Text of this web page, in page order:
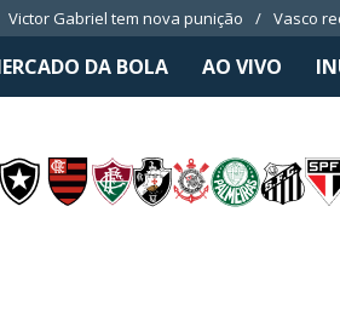
Victor Gabriel tem nova punição Vasco
DA BOLA AO VIVO